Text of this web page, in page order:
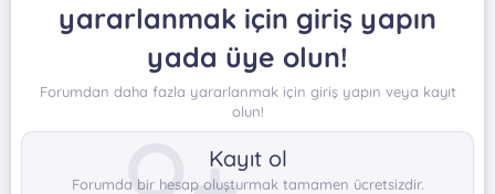
yararlanmak için giriş yapın
yada üye olun!
Forumdan daha fazla yararlanmak için giriş yapın veya kayıt
olun!
Kayıt ol
Forumda bir hesap oluşturmak tamamen ücretsizdir.